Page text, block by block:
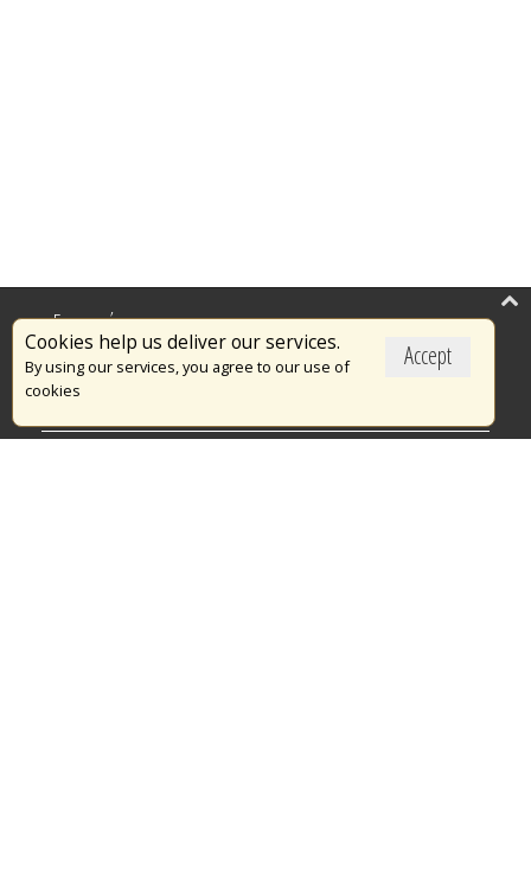
Accept
Cookies help us deliver our services.
By using our services, you agree to our use of
cookies
Επικαιρότητα
Το Πυροσβεστικό Σώμα